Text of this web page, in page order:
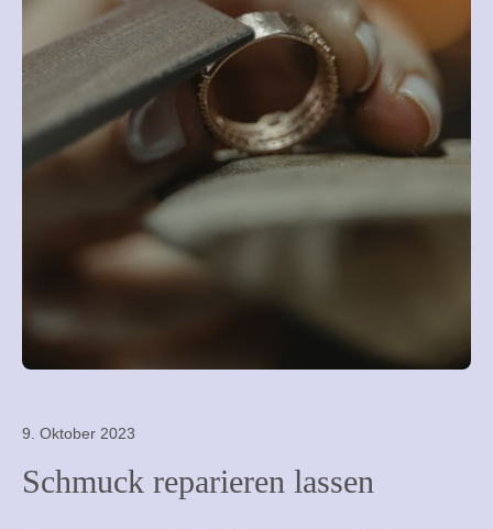
9. Oktober 2023
Schmuck reparieren lassen